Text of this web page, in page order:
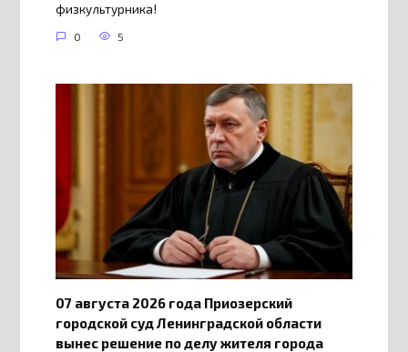
физкультурника!
0 5
07 августа 2026 года Приозерский
городской суд Ленинградской области
вынес решение по делу жителя города